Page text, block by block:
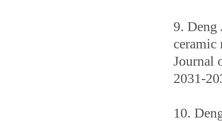
9. Deng
ceramic
Journal
2031-
10.